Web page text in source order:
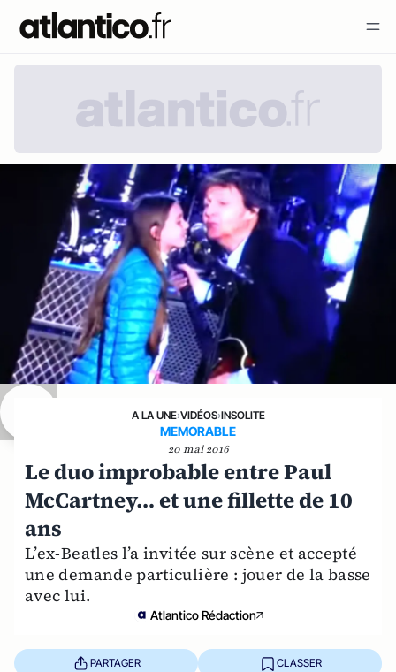
A LA UNE›VIDÉOS›INSOLITE
MEMORABLE
20 mai 2016
Le duo improbable entre Paul
McCartney… et une fillette de 10
ans
L’ex-Beatles l’a invitée sur scène et accepté
une demande particulière : jouer de la basse
avec lui.
Atlantico Rédaction
PARTAGER CLASSER